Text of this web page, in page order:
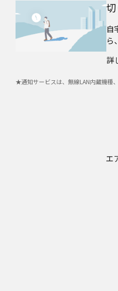
自
ら
詳
★通知サービスは、無線LAN内蔵機種
エ